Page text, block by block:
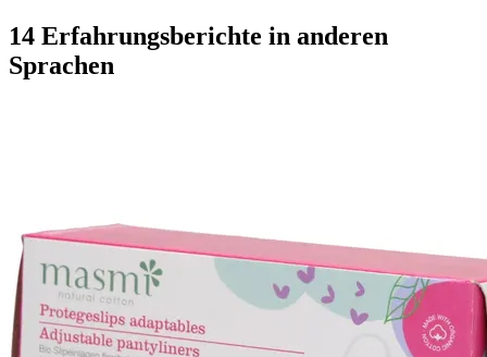
14 Erfahrungsberichte in anderen
Sprachen